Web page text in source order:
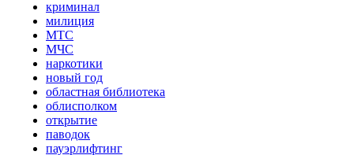
криминал
милиция
МТС
МЧС
наркотики
новый год
областная библиотека
облисполком
открытие
паводок
пауэрлифтинг